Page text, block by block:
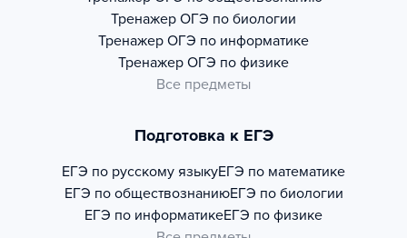
Тренажер ОГЭ по биологии
Тренажер ОГЭ по информатике
Тренажер ОГЭ по физике
Все предметы
Подготовка к ЕГЭ
ЕГЭ по русскому языкуЕГЭ по математике
ЕГЭ по обществознаниюЕГЭ по биологии
ЕГЭ по информатикеЕГЭ по физике